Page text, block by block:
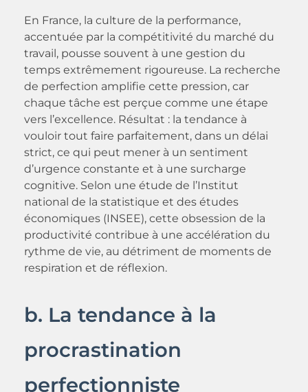
En France, la culture de la performance,
accentuée par la compétitivité du marché du
travail, pousse souvent à une gestion du
temps extrêmement rigoureuse. La recherche
de perfection amplifie cette pression, car
chaque tâche est perçue comme une étape
vers l’excellence. Résultat : la tendance à
vouloir tout faire parfaitement, dans un délai
strict, ce qui peut mener à un sentiment
d’urgence constante et à une surcharge
cognitive. Selon une étude de l’Institut
national de la statistique et des études
économiques (INSEE), cette obsession de la
productivité contribue à une accélération du
rythme de vie, au détriment de moments de
respiration et de réflexion.
b. La tendance à la
procrastination
perfectionniste